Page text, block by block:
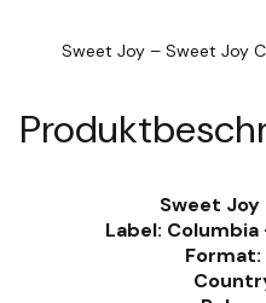
Sweet Joy – Sweet Joy
Sweet
Label: